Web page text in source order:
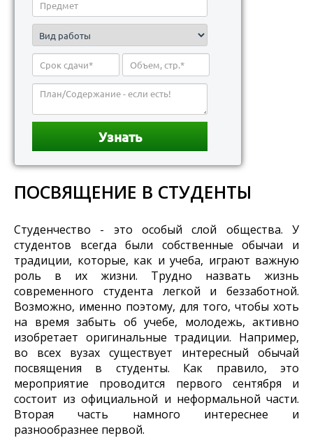
ПОСВЯЩЕНИЕ В СТУДЕНТЫ
Студенчество - это особый слой общества. У
студентов всегда были собственные обычаи и
традиции, которые, как и учеба, играют важную
роль в их жизни. Трудно назвать жизнь
современного студента легкой и беззаботной.
Возможно, именно поэтому, для того, чтобы хоть
на время забыть об учебе, молодежь, активно
изобретает оригинальные традиции. Например,
во всех вузах существует интересный обычай
посвящения в студенты. Как правило, это
мероприятие проводится первого сентября и
состоит из официальной и неформальной части.
Вторая часть намного интереснее и
разнообразнее первой.